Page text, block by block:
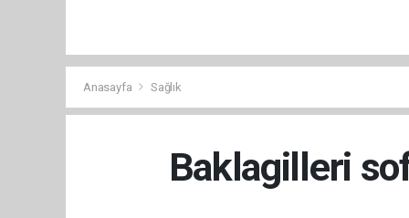
Anasayfa Sağlık
Baklagilleri